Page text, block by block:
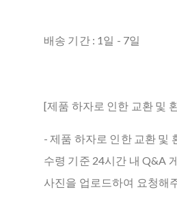
배송 기간 : 1일 - 7일
[제품 하자로 인한 교환 및
- 제품 하자로 인한 교환 및
수령 기준 24시간 내 Q&A
사진을 업로드하여 요청해